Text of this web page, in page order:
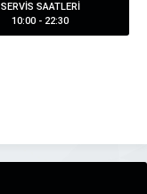
SERVİS SAATLERİ
10:00 - 22:30